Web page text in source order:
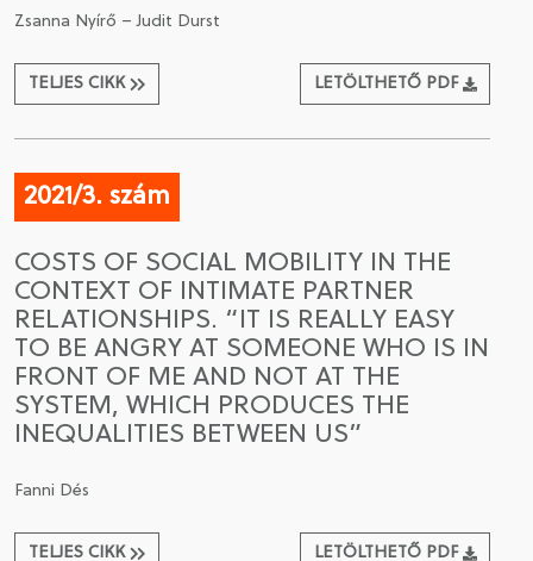
Zsanna Nyírő – Judit Durst
TELJES CIKK LETÖLTHETŐ PDF
2021/3. szám
COSTS OF SOCIAL MOBILITY IN THE
CONTEXT OF INTIMATE PARTNER
RELATIONSHIPS. “IT IS REALLY EASY
TO BE ANGRY AT SOMEONE WHO IS IN
FRONT OF ME AND NOT AT THE
SYSTEM, WHICH PRODUCES THE
INEQUALITIES BETWEEN US”
Fanni Dés
TELJES CIKK LETÖLTHETŐ PDF